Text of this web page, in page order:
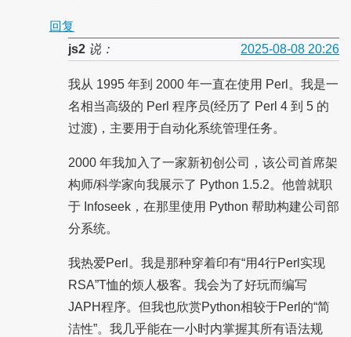
回复
js2说： 2025-08-08 20:26
我从 1995 年到 2000 年一直在使用 Perl。我是一
名相当高级的 Perl 程序员(经历了 Perl 4 到 5 的
过渡)，主要用于自动化系统管理任务。
2000 年我加入了一家新初创公司，该公司首席架
构师/科学家向我展示了 Python 1.5.2。他曾就职
于 Infoseek，在那里使用 Python 帮助构建公司部
分系统。
我热爱Perl。我是那种穿着印有“用4行Perl实现
RSA”T恤的烦人极客。我会为了好玩而编写
JAPH程序。但我也欣赏Python相较于Perl的“简
洁性”。我几乎能在一小时内掌握其所有语法规